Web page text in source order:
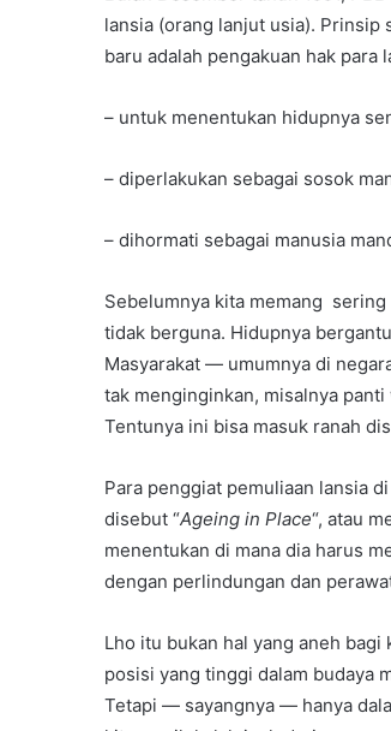
lansia (orang lanjut usia). Prinsip
baru adalah pengakuan hak para
– untuk menentukan hidupnya
– diperlakukan sebagai sosok
– dihormati sebagai manusia
Sebelumnya kita memang
tidak berguna. Hidupnya
Masyarakat — umumnya di
tak menginginkan, misalnya
Tentunya ini bisa masuk ranah
Para penggiat pemuliaan lansia
disebut “Ageing in Place“, atau
menentukan di mana dia harus
dengan perlindungan dan
Lho itu bukan hal yang aneh
posisi yang tinggi dalam budaya
Tetapi — sayangnya — hanya